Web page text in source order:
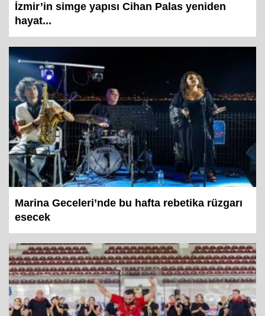
İzmir’in simge yapısı Cihan Palas yeniden
hayat...
Marina Geceleri’nde bu hafta rebetika rüzgarı
esecek